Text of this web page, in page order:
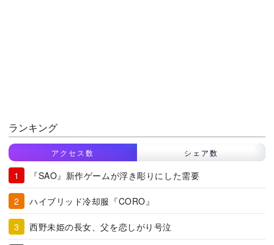
ランキング
アクセス数 シェア数
『SAO』新作ゲームが浮き彫りにした需要
ハイブリッド冷却服『CORO』
西野未姫の長女、父を恋しがり号泣